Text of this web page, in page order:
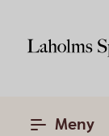
Meny